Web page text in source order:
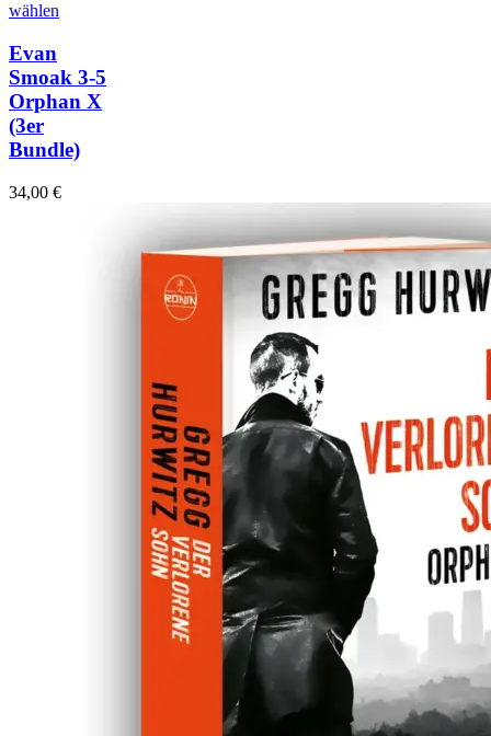
wählen
Evan
Smoak 3-5
Orphan X
(3er
Bundle)
34,00 €